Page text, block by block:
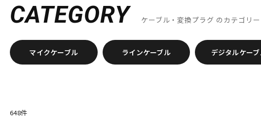
Electro Harmonix
Electro Voice
FOSTEX
Free The Tone FURMAN FURUTECH
G-K
G_2Systems GATOR GATOR Frameworks GOLDEN AGE PROJECT
HERCULES
Heritage Audio HUMPBACK ENGINEERING IGS Audio IK
Millennia
CATEGORY ケーブル・変換プラグ のカテゴリー
マイクケーブル ラインケーブル デジタルケー
648件